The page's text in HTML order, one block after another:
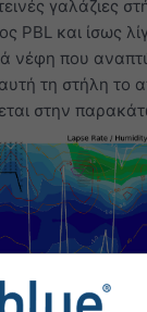
γαλάζιες
PBL και ίσως
νέφη που
τη στήλη το
στην